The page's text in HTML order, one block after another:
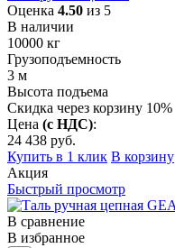
Оценка 4.50 из 5
В наличии
10000 кг
Грузоподъемность
3 м
Высота подъема
Скидка через корзину 10%
Цена (с НДС):
24 438 руб.
Купить в 1 клик В корзину
Акция
Быстрый просмотр
В сравнение
В избранное